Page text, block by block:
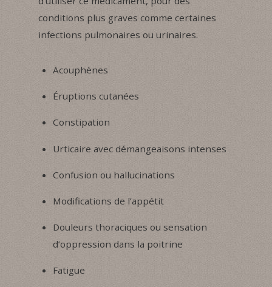
conditions plus graves comme certaines
infections pulmonaires ou urinaires.
Acouphènes
Éruptions cutanées
Constipation
Urticaire avec démangeaisons intenses
Confusion ou hallucinations
Modifications de l’appétit
Douleurs thoraciques ou sensation
d’oppression dans la poitrine
Fatigue